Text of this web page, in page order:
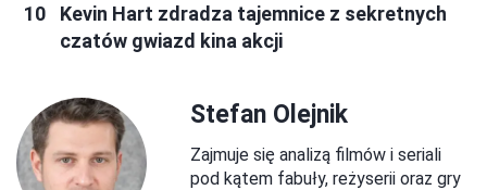
Kevin Hart zdradza tajemnice z sekretnych
czatów gwiazd kina akcji
Stefan Olejnik
Zajmuje się analizą filmów i seriali
pod kątem fabuły, reżyserii oraz gry